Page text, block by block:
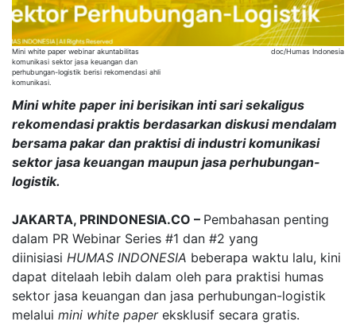
Mini white paper webinar akuntabilitas
komunikasi sektor jasa keuangan dan
perhubungan-logistik berisi rekomendasi ahli
komunikasi.
doc/Humas Indonesia
Mini white paper ini berisikan inti sari sekaligus
rekomendasi praktis berdasarkan diskusi mendalam
bersama pakar dan praktisi di industri komunikasi
sektor jasa keuangan maupun jasa perhubungan-
logistik.
JAKARTA, PRINDONESIA.CO – Pembahasan penting
dalam PR Webinar Series #1 dan #2 yang
diinisiasi HUMAS INDONESIA beberapa waktu lalu, kini
dapat ditelaah lebih dalam oleh para praktisi humas
sektor jasa keuangan dan jasa perhubungan-logistik
melalui mini white papereksklusif secara gratis.